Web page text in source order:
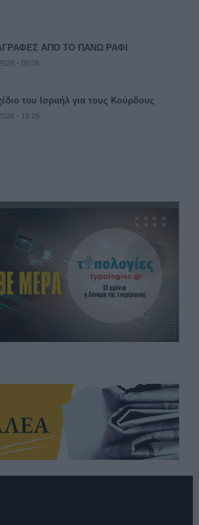
ΑΠΟ ΤΟ ΠΑΝΩ ΡΑΦΙ
- 05:06
του Ισραήλ για τους Κούρδους
- 19:28